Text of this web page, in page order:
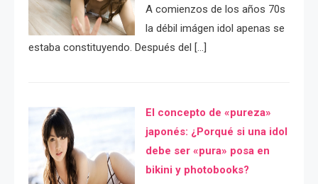
A comienzos de los años 70s
la débil imágen idol apenas se
estaba constituyendo. Después del […]
El concepto de «pureza»
japonés: ¿Porqué si una idol
debe ser «pura» posa en
bikini y photobooks?